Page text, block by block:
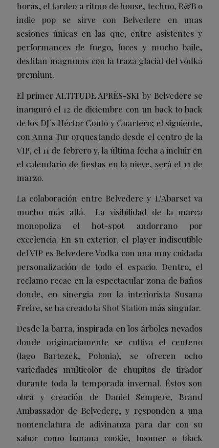
horas, el tardeo a ritmo de house, techno, R&B o
indie pop se sirve con Belvedere en unas
sesiones únicas en las que, entre asistentes y
performances de fuego, luces y mucho baile,
desfilan magnums con la traza glacial del vodka
premium.
El primer ALTITUDE APRÈS-SKI by Belvedere se
inauguró el 12 de diciembre con un back to back
de los DJ´s Héctor Couto y Cuartero; el siguiente,
con Anna Tur orquestando desde el centro de la
VIP, el 11 de febrero y, la última fecha a incluir en
el calendario de fiestas en la nieve, será el 11 de
marzo.
La colaboración entre Belvedere y L’Abarset va
mucho más allá. La visibilidad de la marca
monopoliza el hot-spot andorrano por
excelencia. En su exterior, el player indiscutible
del VIP es Belvedere Vodka con una muy cuidada
personalización de todo el espacio. Dentro, el
reclamo recae en la espectacular zona de baños
donde, en sinergia con la interiorista Susana
Freire, se ha creado la Shot Station más singular.
Desde la barra, inspirada en los árboles nevados
donde originariamente se cultiva el centeno
(lago Bartezek, Polonia), se ofrecen ocho
variedades multicolor de chupitos de tirador
durante toda la temporada invernal. Éstos son
obra y creación de Daniel Sempere, Brand
Ambassador de Belvedere, y responden a una
nomenclatura de adivinanza para dar con su
sabor como banana cookie, boomer o black